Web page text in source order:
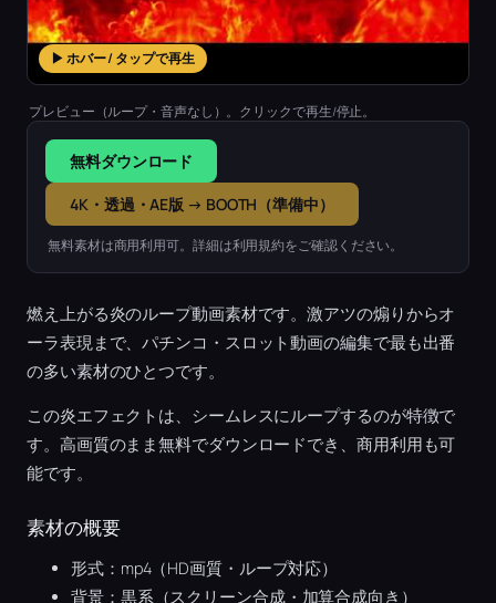
▶ ホバー / タップで再生
プレビュー（ループ・音声なし）。クリックで再生/停止。
無料ダウンロード
4K・透過・AE版 → BOOTH（準備中）
無料素材は商用利用可。詳細は利用規約をご確認ください。
燃え上がる炎のループ動画素材です。激アツの煽りからオ
ーラ表現まで、パチンコ・スロット動画の編集で最も出番
の多い素材のひとつです。
この炎エフェクトは、シームレスにループするのが特徴で
す。高画質のまま無料でダウンロードでき、商用利用も可
能です。
素材の概要
形式：mp4（HD画質・ループ対応）
背景：黒系（スクリーン合成・加算合成向き）